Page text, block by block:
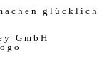
glücklich.